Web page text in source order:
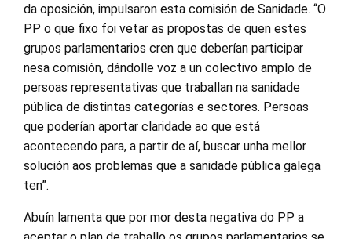
da oposición, impulsaron esta comisión de Sanidade. “O
PP o que fixo foi vetar as propostas de quen estes
grupos parlamentarios cren que deberían participar
nesa comisión, dándolle voz a un colectivo amplo de
persoas representativas que traballan na sanidade
pública de distintas categorías e sectores. Persoas
que poderían aportar claridade ao que está
acontecendo para, a partir de aí, buscar unha mellor
solución aos problemas que a sanidade pública galega
ten”.
Abuín lamenta que por mor desta negativa do PP a